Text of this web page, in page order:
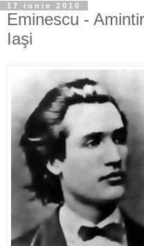
17 iunie 2010
Eminescu -
Iaşi